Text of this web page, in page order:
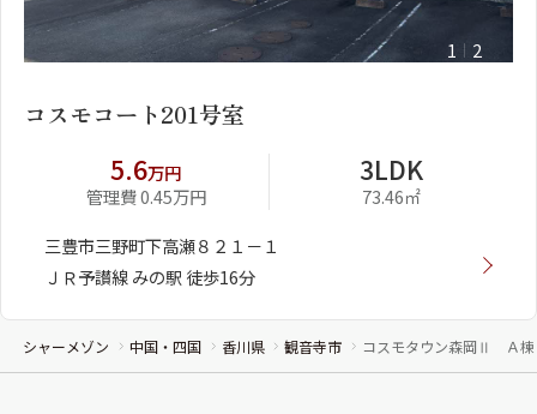
1 2
コスモコート201号室
5.6万円
管理費 0.45万円
3LDK
73.46㎡
三豊市三野町下高瀬８２１－１
ＪＲ予讃線 みの駅 徒歩16分
シャーメゾン 中国・四国 香川県 観音寺市 コスモタウン森岡Ⅱ Ａ棟